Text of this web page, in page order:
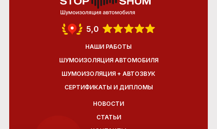
5,0
НАШИ РАБОТЫ
ШУМОИЗОЛЯЦИЯ АВТОМОБИЛЯ
ШУМОИЗОЛЯЦИЯ + АВТОЗВУК
СЕРТИФИКАТЫ И ДИПЛОМЫ
НОВОСТИ
СТАТЬИ